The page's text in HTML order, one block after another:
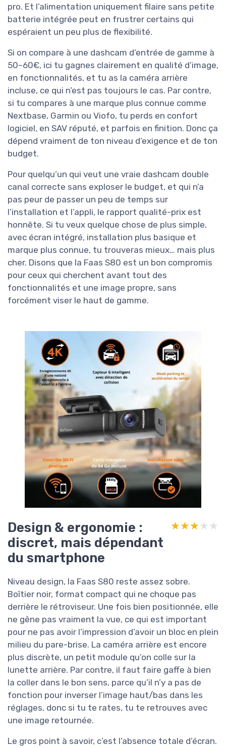
pro. Et l’alimentation uniquement filaire sans petite
batterie intégrée peut en frustrer certains qui
espéraient un peu plus de flexibilité.
Si on compare à une dashcam d’entrée de gamme à
50–60€, ici tu gagnes clairement en qualité d’image,
en fonctionnalités, et tu as la caméra arrière
incluse, ce qui n’est pas toujours le cas. Par contre,
si tu compares à une marque plus connue comme
Nextbase, Garmin ou Viofo, tu perds en confort
logiciel, en SAV réputé, et parfois en finition. Donc ça
dépend vraiment de ton niveau d’exigence et de ton
budget.
Pour quelqu’un qui veut une vraie dashcam double
canal correcte sans exploser le budget, et qui n’a
pas peur de passer un peu de temps sur
l’installation et l’appli, le rapport qualité-prix est
honnête. Si tu veux quelque chose de plus simple,
avec écran intégré, installation plus basique et
marque plus connue, tu trouveras mieux… mais plus
cher. Disons que la Faas S80 est un bon compromis
pour ceux qui cherchent avant tout des
fonctionnalités et une image propre, sans
forcément viser le haut de gamme.
Design & ergonomie :
discret, mais dépendant
du smartphone
★★★★★
★★★★★
Niveau design, la Faas S80 reste assez sobre.
Boîtier noir, format compact qui ne choque pas
derrière le rétroviseur. Une fois bien positionnée, elle
ne gêne pas vraiment la vue, ce qui est important
pour ne pas avoir l’impression d’avoir un bloc en plein
milieu du pare-brise. La caméra arrière est encore
plus discrète, un petit module qu’on colle sur la
lunette arrière. Par contre, il faut faire gaffe à bien
la coller dans le bon sens, parce qu’il n’y a pas de
fonction pour inverser l’image haut/bas dans les
réglages, donc si tu te rates, tu te retrouves avec
une image retournée.
Le gros point à savoir, c’est l’absence totale d’écran.